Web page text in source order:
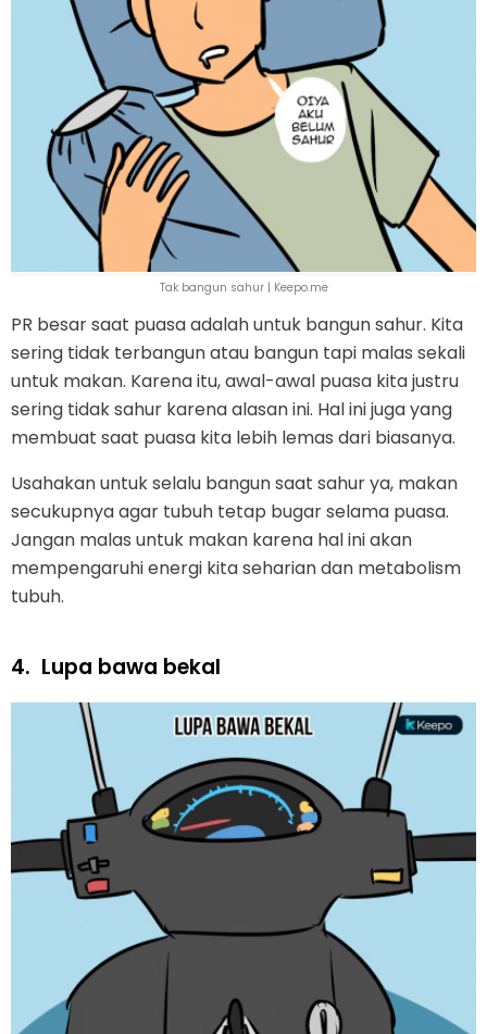
Tak bangun sahur | Keepo.me
PR besar saat puasa adalah untuk bangun sahur. Kita
sering tidak terbangun atau bangun tapi malas sekali
untuk makan. Karena itu, awal-awal puasa kita justru
sering tidak sahur karena alasan ini. Hal ini juga yang
membuat saat puasa kita lebih lemas dari biasanya.
Usahakan untuk selalu bangun saat sahur ya, makan
secukupnya agar tubuh tetap bugar selama puasa.
Jangan malas untuk makan karena hal ini akan
mempengaruhi energi kita seharian dan metabolism
tubuh.
4. Lupa bawa bekal